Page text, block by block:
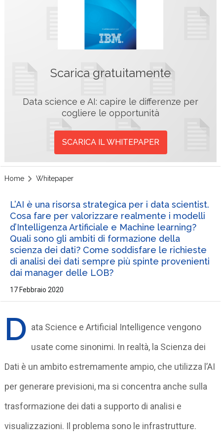
Scarica gratuitamente
Data science e AI: capire le differenze per
cogliere le opportunità
SCARICA IL WHITEPAPER
Home Whitepaper
L’AI è una risorsa strategica per i data scientist.
Cosa fare per valorizzare realmente i modelli
d’Intelligenza Artificiale e Machine learning?
Quali sono gli ambiti di formazione della
scienza dei dati? Come soddisfare le richieste
di analisi dei dati sempre più spinte provenienti
dai manager delle LOB?
17 Febbraio 2020
D ata Science e Artificial Intelligence vengono
usate come sinonimi. In realtà, la Scienza dei
Dati è un ambito estremamente ampio, che utilizza l’AI
per generare previsioni, ma si concentra anche sulla
trasformazione dei dati a supporto di analisi e
visualizzazioni. Il problema sono le infrastrutture.